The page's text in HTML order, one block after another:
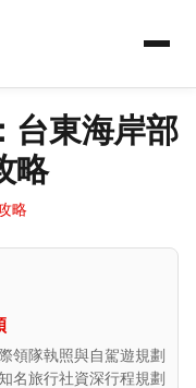
台東海岸部
略
略
領隊執照與自駕遊規劃
名旅行社資深行程規劃